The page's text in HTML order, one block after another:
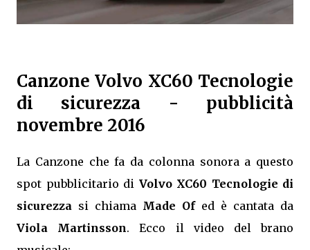
Canzone Volvo XC60 Tecnologie
di sicurezza - pubblicità
novembre 2016
La Canzone che fa da colonna sonora a questo
spot pubblicitario di Volvo XC60 Tecnologie di
sicurezza si chiama Made Ofed è cantata da
Viola Martinsson. Ecco il video del brano